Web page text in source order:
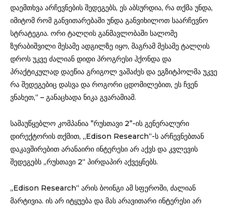
დაემთხვა არჩევნების შედეგებს, ეს აბსურდია, რა თქმა უნდა,
იმიტომ რომ განვითარებაში უნდა განვიხილოთ საარჩევნო
სტრატეგია. ორი ტალღის განმავლობაში სალომე
ზურაბიშვილი მესამე ადგილზე იყო, მაგრამ მესამე ტალღის
დროს უკვე ძალიან დიდი პროგრესი ჰქონდა და
პრაქტიკულად დაეწია გრიგოლ ვაშაძეს და ეგზიტპოლმა უკვე
რა შედეგებიც დასვა და როგორი ცდომილებით, ეს ჩვენ
ვნახეთ,“ – განაცხადა ნიკა გვარამიამ.
სამაუწყებლო კომპანია ”რუსთავი 2”-ის გენერალური
დირექტორის თქმით, „Edison Research“-ს არჩევნებთან
დაკავშირებით არანაირი ინტერესი არ აქვს და კვლევის
შედეგებს „რუსთავი 2“ პირდაპირ აქვეყნებს.
„Edison Research“ არის ბოინგი ამ სფეროში, ძალიან
მარტივია. ის არ იტყუება და მას არავითარი ინტერესი არ